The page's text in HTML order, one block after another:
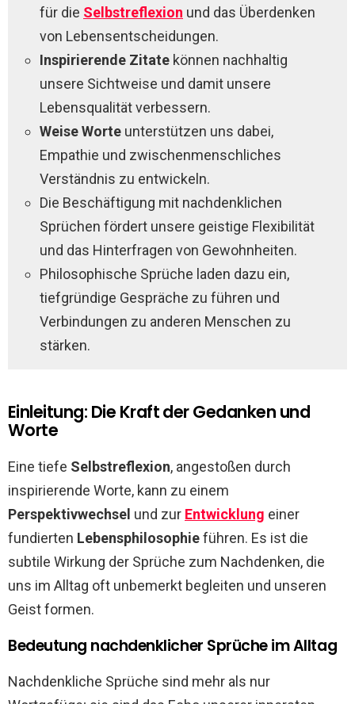
für die Selbstreflexion und das Überdenken
von Lebensentscheidungen.
Inspirierende Zitate können nachhaltig
unsere Sichtweise und damit unsere
Lebensqualität verbessern.
Weise Worte unterstützen uns dabei,
Empathie und zwischenmenschliches
Verständnis zu entwickeln.
Die Beschäftigung mit nachdenklichen
Sprüchen fördert unsere geistige Flexibilität
und das Hinterfragen von Gewohnheiten.
Philosophische Sprüche laden dazu ein,
tiefgründige Gespräche zu führen und
Verbindungen zu anderen Menschen zu
stärken.
Einleitung: Die Kraft der Gedanken und
Worte
Eine tiefe Selbstreflexion, angestoßen durch
inspirierende Worte, kann zu einem
Perspektivwechsel und zur Entwicklung einer
fundierten Lebensphilosophieführen. Es ist die
subtile Wirkung der Sprüche zum Nachdenken, die
uns im Alltag oft unbemerkt begleiten und unseren
Geist formen.
Bedeutung nachdenklicher Sprüche im Alltag
Nachdenkliche Sprüche sind mehr als nur